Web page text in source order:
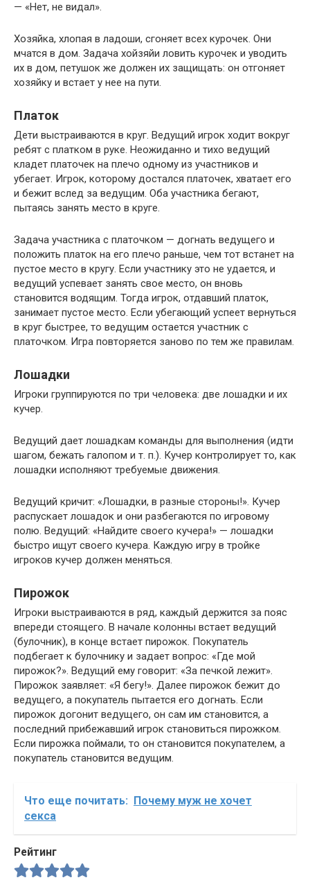
— «Нет, не видал».
Хозяйка, хлопая в ладоши, сгоняет всех курочек. Они
мчатся в дом. Задача хойзяйи ловить курочек и уводить
их в дом, петушок же должен их защищать: он отгоняет
хозяйку и встает у нее на пути.
Платок
Дети выстраиваются в круг. Ведущий игрок ходит вокруг
ребят с платком в руке. Неожиданно и тихо ведущий
кладет платочек на плечо одному из участников и
убегает. Игрок, которому достался платочек, хватает его
и бежит вслед за ведущим. Оба участника бегают,
пытаясь занять место в круге.
Задача участника с платочком — догнать ведущего и
положить платок на его плечо раньше, чем тот встанет на
пустое место в кругу. Если участнику это не удается, и
ведущий успевает занять свое место, он вновь
становится водящим. Тогда игрок, отдавший платок,
занимает пустое место. Если убегающий успеет вернуться
в круг быстрее, то ведущим остается участник с
платочком. Игра повторяется заново по тем же правилам.
Лошадки
Игроки группируются по три человека: две лошадки и их
кучер.
Ведущий дает лошадкам команды для выполнения (идти
шагом, бежать галопом и т. п.). Кучер контролирует то, как
лошадки исполняют требуемые движения.
Ведущий кричит: «Лошадки, в разные стороны!». Кучер
распускает лошадок и они разбегаются по игровому
полю. Ведущий: «Найдите своего кучера!» — лошадки
быстро ищут своего кучера. Каждую игру в тройке
игроков кучер должен меняться.
Пирожок
Игроки выстраиваются в ряд, каждый держится за пояс
впереди стоящего. В начале колонны встает ведущий
(булочник), в конце встает пирожок. Покупатель
подбегает к булочнику и задает вопрос: «Где мой
пирожок?». Ведущий ему говорит: «За печкой лежит».
Пирожок заявляет: «Я бегу!». Далее пирожок бежит до
ведущего, а покупатель пытается его догнать. Если
пирожок догонит ведущего, он сам им становится, а
последний прибежавший игрок становиться пирожком.
Если пирожка поймали, то он становится покупателем, а
покупатель становится ведущим.
Что еще почитать:
Почему муж не хочет
секса
Рейтинг